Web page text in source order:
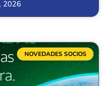
2026
NOVEDADES SOCIOS